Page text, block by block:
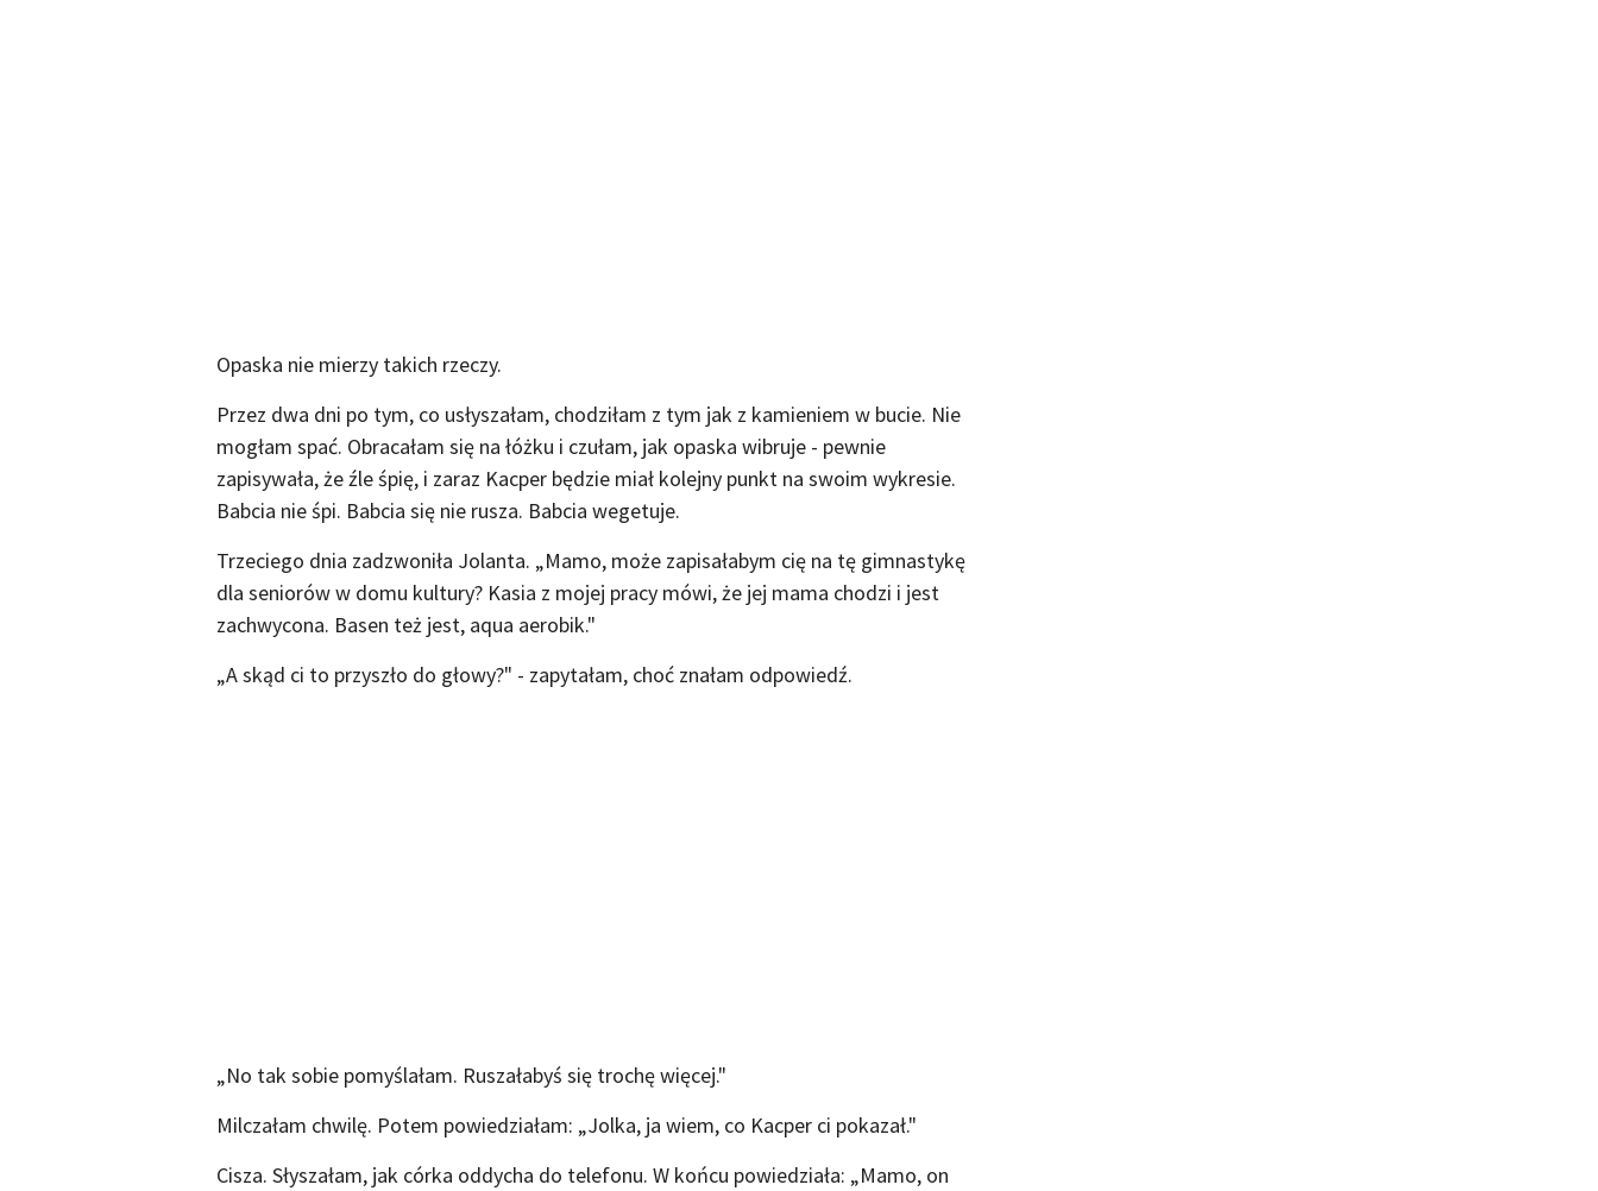
Opaska nie mierzy takich rzeczy.
Przez dwa dni po tym, co usłyszałam, chodziłam z tym jak z kamieniem w bucie. Nie
mogłam spać. Obracałam się na łóżku i czułam, jak opaska wibruje - pewnie
zapisywała, że źle śpię, i zaraz Kacper będzie miał kolejny punkt na swoim wykresie.
Babcia nie śpi. Babcia się nie rusza. Babcia wegetuje.
Trzeciego dnia zadzwoniła Jolanta. „Mamo, może zapisałabym cię na tę gimnastykę
dla seniorów w domu kultury? Kasia z mojej pracy mówi, że jej mama chodzi i jest
zachwycona. Basen też jest, aqua aerobik."
„A skąd ci to przyszło do głowy?" - zapytałam, choć znałam odpowiedź.
„No tak sobie pomyślałam. Ruszałabyś się trochę więcej."
Milczałam chwilę. Potem powiedziałam: „Jolka, ja wiem, co Kacper ci pokazał."
Cisza. Słyszałam, jak córka oddycha do telefonu. W końcu powiedziała: „Mamo, on